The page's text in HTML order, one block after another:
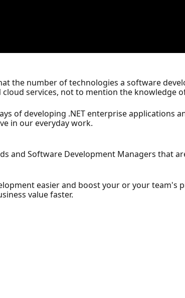
the number of technologies a software
services, not to mention the knowledge
of developing .NET enterprise applications
in our everyday work.
and Software Development Managers that
easier and boost your or your
value faster.